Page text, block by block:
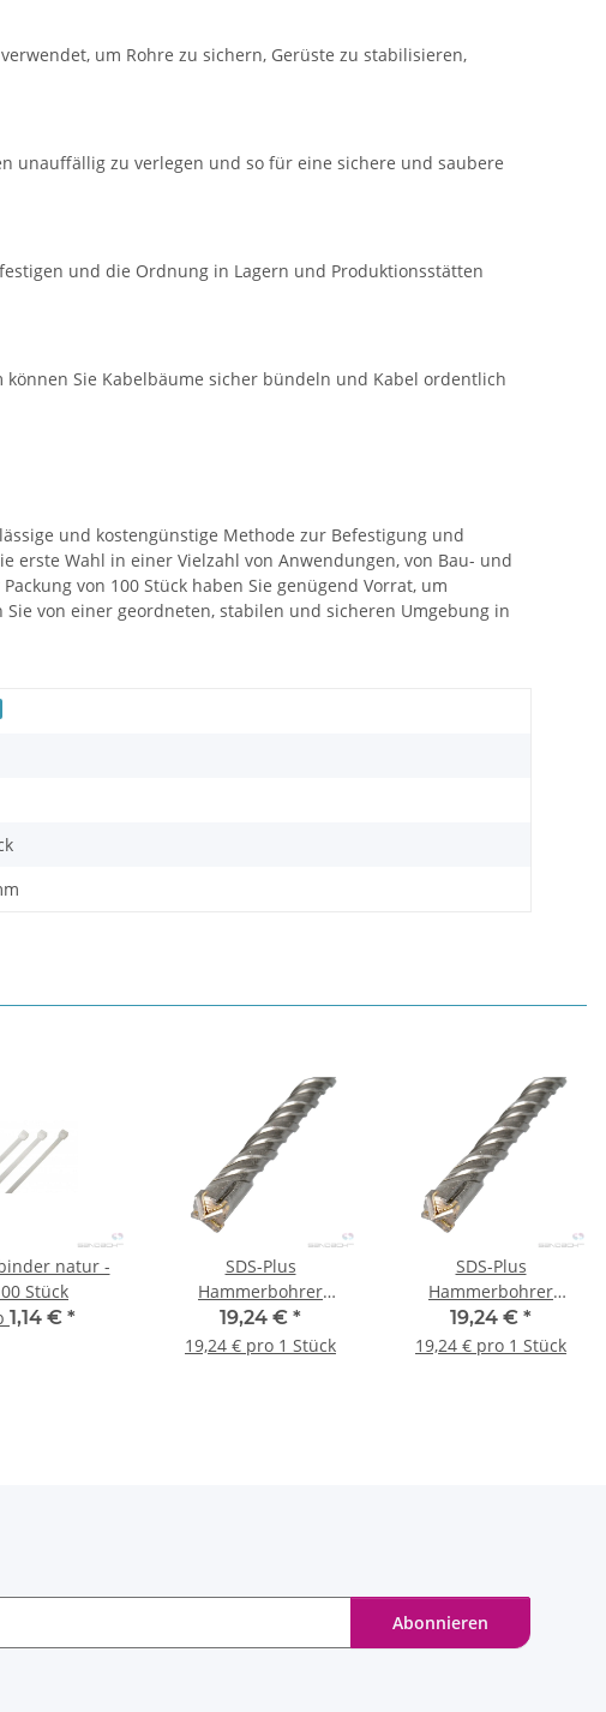
um Rohre zu sichern, Gerüste zu stabilisieren,
unauffällig zu verlegen und so für eine sichere und saubere
und die Ordnung in Lagern und Produktionsstätten
Sie Kabelbäume sicher bündeln und Kabel ordentlich
und kostengünstige Methode zur Befestigung und
Wahl in einer Vielzahl von Anwendungen, von Bau- und
von 100 Stück haben Sie genügend Vorrat, um
von einer geordneten, stabilen und sicheren Umgebung in
natur -
Stück
1,14 € *
SDS-Plus
Hammerbohrer
(4speed+) 14 x 1000
mm 1 Stck.
19,24 € *
19,24 € pro 1 Stück
SDS-Plus
Hammerbohrer
(4speed+) 20 x 1000
mm 1 Stck.
19,24 € *
19,24 € pro 1 Stück
Abonnieren